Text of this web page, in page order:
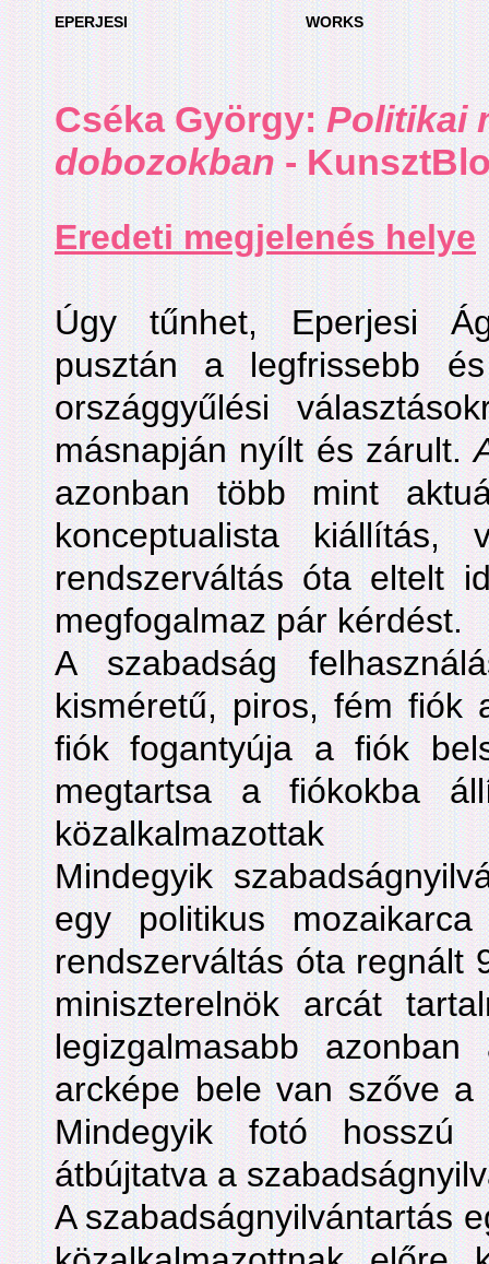
EPERJESI WORKS
Cséka György:Politikai
dobozokban-
Eredeti megjelenés helye
Úgy tűnhet, Eperjesi
pusztán a legfrissebb
országgyűlési
másnapján nyílt és zárult.
azonban több mint
konceptualista
rendszerváltás óta eltelt
megfogalmaz pár kérdést.
A szabadság
kisméretű, piros, fém fiók
fiók fogantyúja a fiók
megtartsa a fiókokba
közalkalmazottak
Mindegyik
egy politikus
rendszerváltás óta regnált
miniszterelnök arcát
legizgalmasabb
arcképe bele van szőve a
Mindegyik fotó
átbújtatva a
A szabadságnyilvántartás